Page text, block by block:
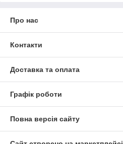
Про нас
Контакти
Доставка та оплата
Графік роботи
Повна версія сайту